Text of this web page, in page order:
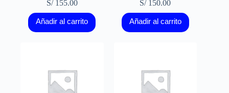
S/155.00
Añadir al carrito
S/150.00
Añadir al carrito